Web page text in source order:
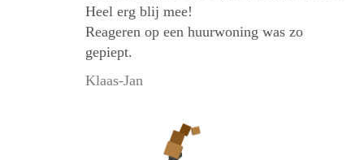
Heel erg blij mee!
Reageren op een huurwoning was zo
gepiept.
Klaas-Jan